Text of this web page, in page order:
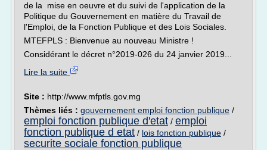
de la mise en oeuvre et du suivi de l'application de la
Politique du Gouvernement en matière du Travail de
l'Emploi, de la Fonction Publique et des Lois Sociales.
MTEFPLS : Bienvenue au nouveau Ministre !
Considérant le décret n°2019-026 du 24 janvier 2019...
Lire la suite
Site : http://www.mfptls.gov.mg
Thèmes liés : gouvernement emploi fonction publique /
emploi fonction publique d'etat / emploi
fonction publique d etat / lois fonction publique /
securite sociale fonction publique